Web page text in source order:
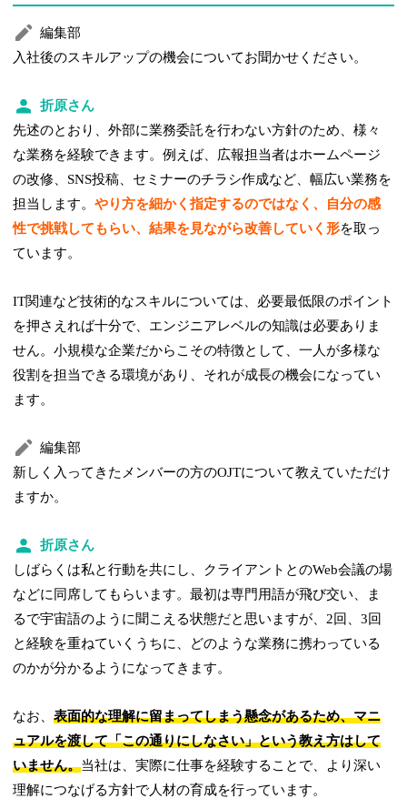
編集部
入社後のスキルアップの機会についてお聞かせください。
折原さん
先述のとおり、外部に業務委託を行わない方針のため、様々
な業務を経験できます。例えば、広報担当者はホームページ
の改修、SNS投稿、セミナーのチラシ作成など、幅広い業務を
担当します。やり方を細かく指定するのではなく、自分の感
性で挑戦してもらい、結果を見ながら改善していく形を取っ
ています。
IT関連など技術的なスキルについては、必要最低限のポイント
を押さえれば十分で、エンジニアレベルの知識は必要ありま
せん。小規模な企業だからこその特徴として、一人が多様な
役割を担当できる環境があり、それが成長の機会になってい
ます。
編集部
新しく入ってきたメンバーの方のOJTについて教えていただけ
ますか。
折原さん
しばらくは私と行動を共にし、クライアントとのWeb会議の場
などに同席してもらいます。最初は専門用語が飛び交い、ま
るで宇宙語のように聞こえる状態だと思いますが、2回、3回
と経験を重ねていくうちに、どのような業務に携わっている
のかが分かるようになってきます。
なお、表面的な理解に留まってしまう懸念があるため、マニ
ュアルを渡して「この通りにしなさい」という教え方はして
いません。当社は、実際に仕事を経験することで、より深い
理解につなげる方針で人材の育成を行っています。